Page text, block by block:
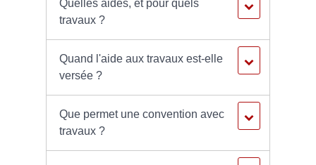
Quelles aides, et pour quels
travaux ?
Quand l'aide aux travaux est-elle
versée ?
Que permet une convention avec
travaux ?